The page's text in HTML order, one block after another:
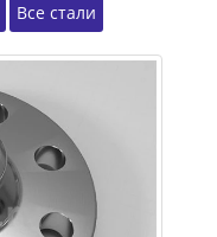
Все стали